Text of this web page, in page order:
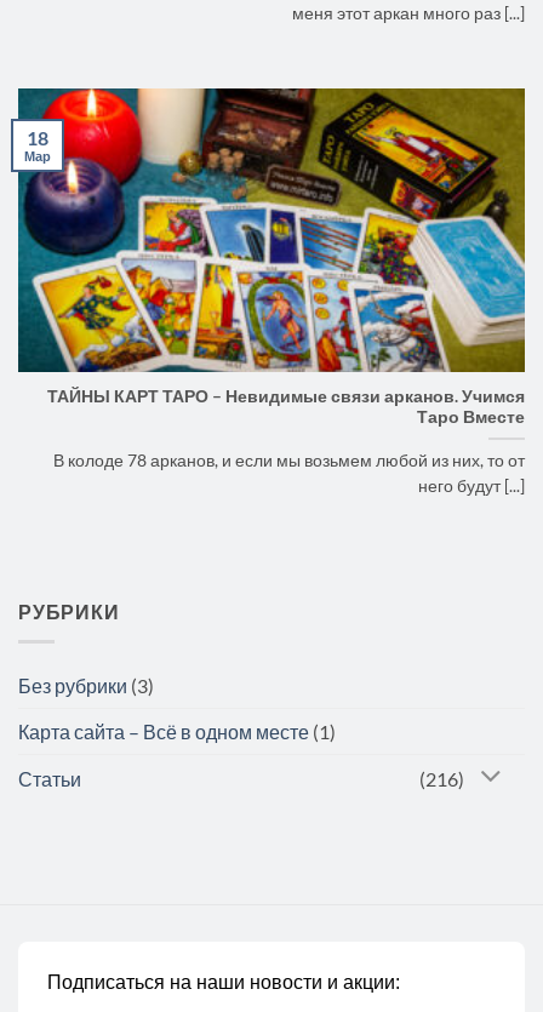
меня этот аркан много раз [...]
ТАЙНЫ КАРТ ТАРО – Невидимые связи арканов. Учимся
Таро Вместе
В колоде 78 арканов, и если мы возьмем любой из них, то от
него будут [...]
18
Мар
РУБРИКИ
Без рубрики (3)
Карта сайта – Всё в одном месте (1)
Статьи (216)
Подписаться на наши новости и акции: